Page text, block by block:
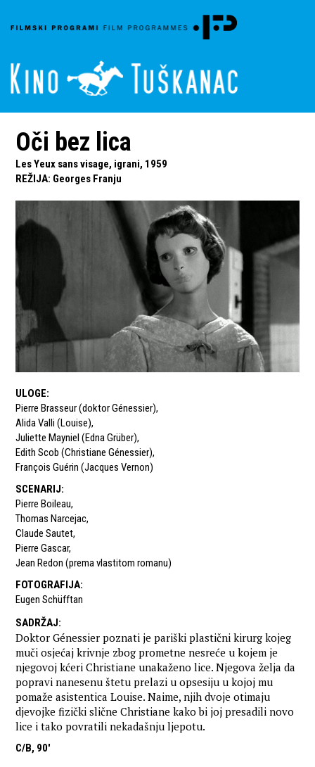
Oči bez lica
Les Yeux sans visage, igrani, 1959
REŽIJA: Georges Franju
ULOGE:
Pierre Brasseur (doktor Génessier),
Alida Valli (Louise),
Juliette Mayniel (Edna Grüber),
Edith Scob (Christiane Génessier),
François Guérin (Jacques Vernon)
SCENARIJ:
Pierre Boileau,
Thomas Narcejac,
Claude Sautet,
Pierre Gascar,
Jean Redon (prema vlastitom romanu)
FOTOGRAFIJA:
Eugen Schüfftan
SADRŽAJ:
Doktor Génessier poznati je pariški plastični kirurg kojeg
muči osjećaj krivnje zbog prometne nesreće u kojem je
njegovoj kćeri Christiane unakaženo lice. Njegova želja da
popravi nanesenu štetu prelazi u opsesiju u kojoj mu
pomaže asistentica Louise. Naime, njih dvoje otimaju
djevojke fizički slične Christiane kako bi joj presadili novo
lice i tako povratili nekadašnju ljepotu.
C/B, 90'